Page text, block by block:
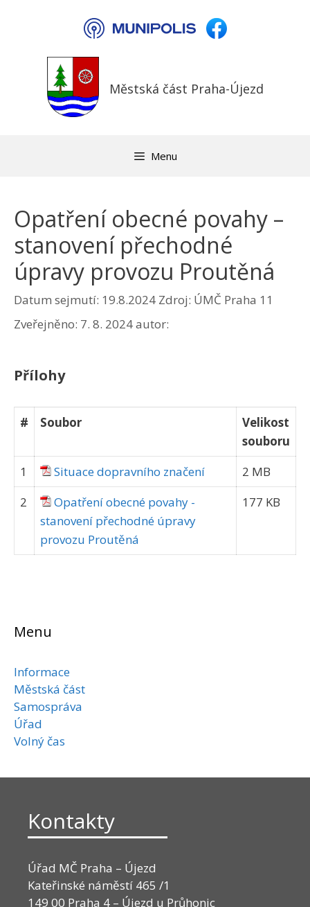
Městská část Praha-Újezd
Menu
Opatření obecné povahy –
stanovení přechodné
úpravy provozu Proutěná
Datum sejmutí: 19.8.2024 Zdroj: ÚMČ Praha 11
Zveřejněno: 7. 8. 2024autor:
Přílohy
# Soubor
Velikost
souboru
1
Situace dopravního značení
2 MB
2
Opatření obecné povahy -
stanovení přechodné úpravy
provozu Proutěná
177 KB
Menu
Informace
Městská část
Samospráva
Úřad
Volný čas
Kontakty
Úřad MČ Praha – Újezd
Kateřinské náměstí 465 /1
149 00 Praha 4 – Újezd u Průhonic